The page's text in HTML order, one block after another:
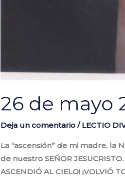
26 de mayo
Deja un comentario / LECTIO
La “ascensión” de mi madre, la
de nuestro SEÑOR
ASCENDIÓ AL CIELO! ¡VOLVIÓ